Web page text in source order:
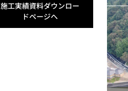
施工実績資料ダウンロー
ドページへ